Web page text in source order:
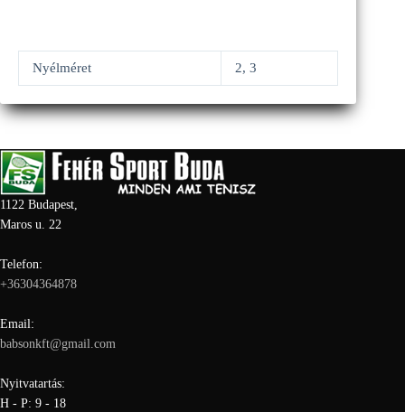
Nyélméret 2, 3
1122 Budapest,
Maros u. 22
Telefon:
+36304364878
Email:
babsonkft@gmail.com
Nyitvatartás:
H - P: 9 - 18